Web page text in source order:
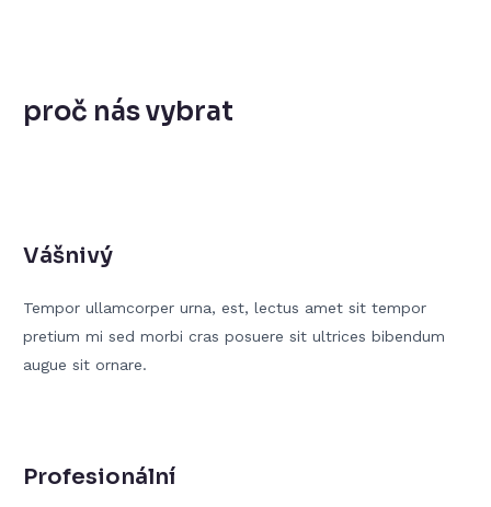
proč nás vybrat
Vášnivý
Tempor ullamcorper urna, est, lectus amet sit tempor
pretium mi sed morbi cras posuere sit ultrices bibendum
augue sit ornare.
Profesionální